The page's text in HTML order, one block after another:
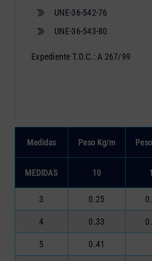
UNE-36-542-76
UNE-36-543-80
Expediente T.D.C.: A 267/99
Medidas Peso Kg/m
MEDIDAS 10
3 0.25
4 0.33
5 0.41